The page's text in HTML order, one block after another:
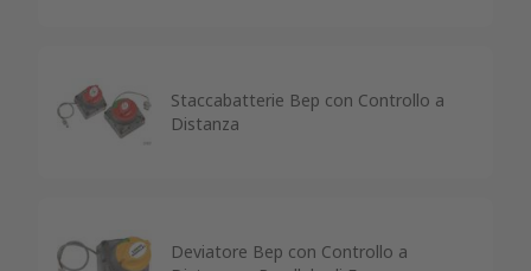
Staccabatterie Bep con Controllo a
Distanza
Deviatore Bep con Controllo a